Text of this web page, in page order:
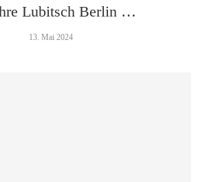
Lubitsch Berlin …
13. Mai 2024